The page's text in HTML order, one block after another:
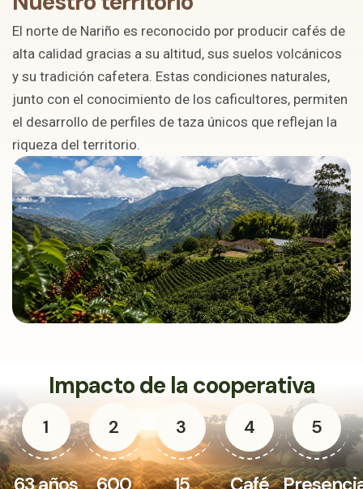
El norte de Nariño es reconocido por producir cafés de
alta calidad gracias a su altitud, sus suelos volcánicos
y su tradición cafetera. Estas condiciones naturales,
junto con el conocimiento de los caficultores, permiten
el desarrollo de perfiles de taza únicos que reflejan la
riqueza del territorio.
Impacto de la cooperativa
1
63 años
2
600
3
15
4
Café
5